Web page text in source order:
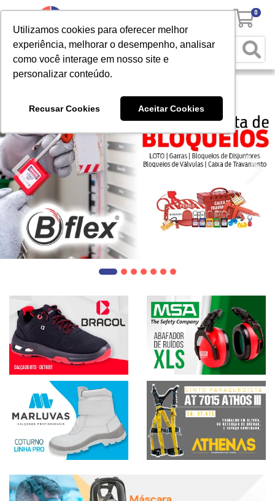
Utilizamos cookies para oferecer melhor
experiência, melhorar o desempenho, analisar
como você interage em nosso site e
personalizar conteúdo.
Recusar Cookies Aceitar Cookies
0